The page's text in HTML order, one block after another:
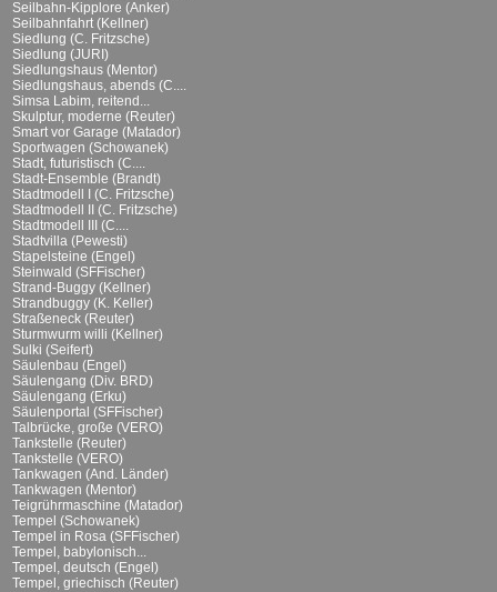
Seilbahn-Kipplore (Anker)
Seilbahnfahrt (Kellner)
Siedlung (C. Fritzsche)
Siedlung (JURI)
Siedlungshaus (Mentor)
Siedlungshaus, abends (C....
Simsa Labim, reitend...
Skulptur, moderne (Reuter)
Smart vor Garage (Matador)
Sportwagen (Schowanek)
Stadt, futuristisch (C....
Stadt-Ensemble (Brandt)
Stadtmodell I (C. Fritzsche)
Stadtmodell II (C. Fritzsche)
Stadtmodell III (C....
Stadtvilla (Pewesti)
Stapelsteine (Engel)
Steinwald (SFFischer)
Strand-Buggy (Kellner)
Strandbuggy (K. Keller)
Straßeneck (Reuter)
Sturmwurm willi (Kellner)
Sulki (Seifert)
Säulenbau (Engel)
Säulengang (Div. BRD)
Säulengang (Erku)
Säulenportal (SFFischer)
Talbrücke, große (VERO)
Tankstelle (Reuter)
Tankstelle (VERO)
Tankwagen (And. Länder)
Tankwagen (Mentor)
Teigrührmaschine (Matador)
Tempel (Schowanek)
Tempel in Rosa (SFFischer)
Tempel, babylonisch...
Tempel, deutsch (Engel)
Tempel, griechisch (Reuter)